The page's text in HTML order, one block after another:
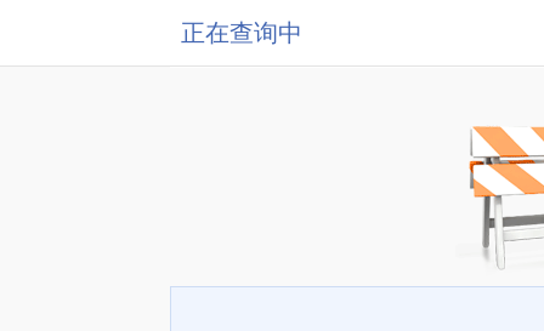
正在查询中